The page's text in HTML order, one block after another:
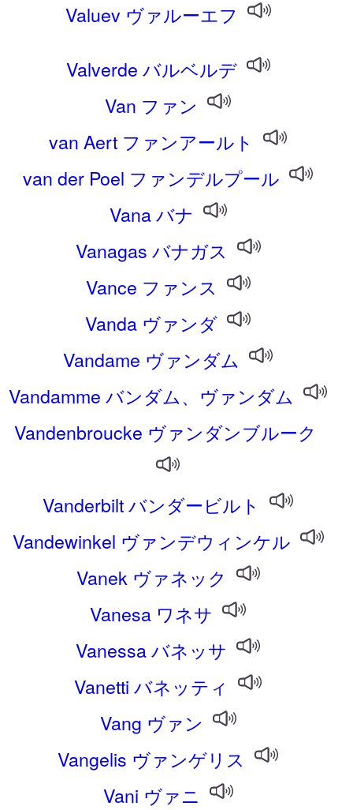
Valuev ヴァルーエフ
Valverde バルベルデ
Van ファン
van Aert ファンアールト
van der Poel ファンデルプール
Vana バナ
Vanagas バナガス
Vance ファンス
Vanda ヴァンダ
Vandame ヴァンダム
Vandamme バンダム、ヴァンダム
Vandenbroucke ヴァンダンブルーク
Vanderbilt バンダービルト
Vandewinkel ヴァンデウィンケル
Vanek ヴァネック
Vanesa ワネサ
Vanessa バネッサ
Vanetti バネッティ
Vang ヴァン
Vangelis ヴァンゲリス
Vani ヴァニ